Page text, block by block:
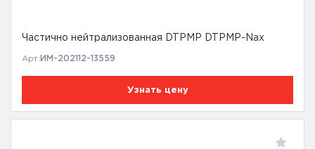
Частично нейтрализованная DTPMP DTPMP-Nax
Арт: ИМ-202112-13559
Узнать цену